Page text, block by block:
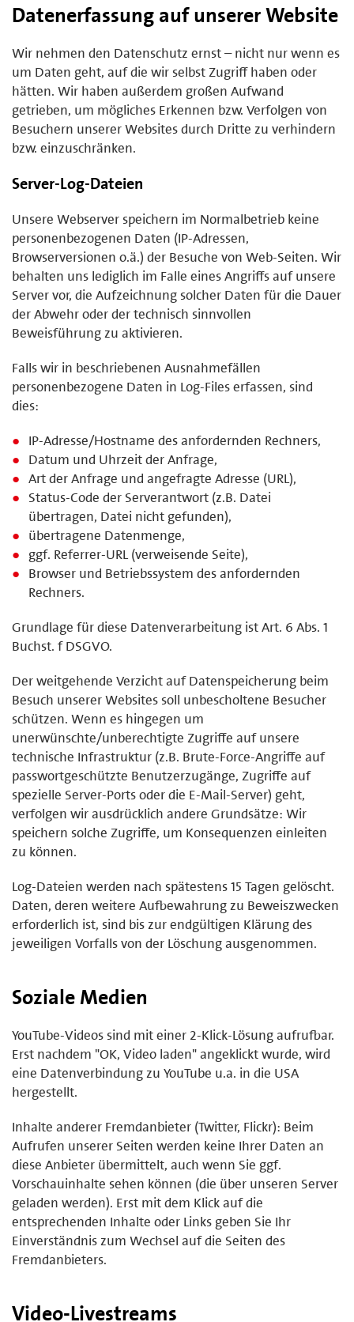
Datenerfassung auf unserer Website
Wir nehmen den Datenschutz ernst – nicht nur wenn es
um Daten geht, auf die wir selbst Zugriff haben oder
hätten. Wir haben außerdem großen Aufwand
getrieben, um mögliches Erkennen bzw. Verfolgen von
Besuchern unserer Websites durch Dritte zu verhindern
bzw. einzuschränken.
Server-Log-Dateien
Unsere Webserver speichern im Normalbetrieb keine
personenbezogenen Daten (IP-Adressen,
Browserversionen o.ä.) der Besuche von Web-Seiten. Wir
behalten uns lediglich im Falle eines Angriffs auf unsere
Server vor, die Aufzeichnung solcher Daten für die Dauer
der Abwehr oder der technisch sinnvollen
Beweisführung zu aktivieren.
Falls wir in beschriebenen Ausnahmefällen
personenbezogene Daten in Log-Files erfassen, sind
dies:
IP-Adresse/Hostname des anfordernden Rechners,
Datum und Uhrzeit der Anfrage,
Art der Anfrage und angefragte Adresse (URL),
Status-Code der Serverantwort (z.B. Datei
übertragen, Datei nicht gefunden),
übertragene Datenmenge,
ggf. Referrer-URL (verweisende Seite),
Browser und Betriebssystem des anfordernden
Rechners.
Grundlage für diese Datenverarbeitung ist Art. 6 Abs. 1
Buchst. f DSGVO.
Der weitgehende Verzicht auf Datenspeicherung beim
Besuch unserer Websites soll unbescholtene Besucher
schützen. Wenn es hingegen um
unerwünschte/unberechtigte Zugriffe auf unsere
technische Infrastruktur (z.B. Brute-Force-Angriffe auf
passwortgeschützte Benutzerzugänge, Zugriffe auf
spezielle Server-Ports oder die E-Mail-Server) geht,
verfolgen wir ausdrücklich andere Grundsätze: Wir
speichern solche Zugriffe, um Konsequenzen einleiten
zu können.
Log-Dateien werden nach spätestens 15 Tagen gelöscht.
Daten, deren weitere Aufbewahrung zu Beweiszwecken
erforderlich ist, sind bis zur endgültigen Klärung des
jeweiligen Vorfalls von der Löschung ausgenommen.
Soziale Medien
YouTube-Videos sind mit einer 2-Klick-Lösung aufrufbar.
Erst nachdem "OK, Video laden" angeklickt wurde, wird
eine Datenverbindung zu YouTube u.a. in die USA
hergestellt.
Inhalte anderer Fremdanbieter (Twitter, Flickr): Beim
Aufrufen unserer Seiten werden keine Ihrer Daten an
diese Anbieter übermittelt, auch wenn Sie ggf.
Vorschauinhalte sehen können (die über unseren Server
geladen werden). Erst mit dem Klick auf die
entsprechenden Inhalte oder Links geben Sie Ihr
Einverständnis zum Wechsel auf die Seiten des
Fremdanbieters.
Video-Livestreams